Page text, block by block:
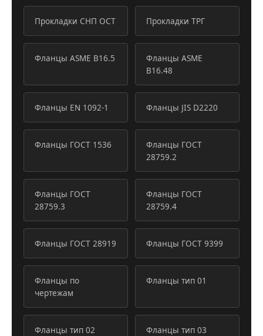
Прокладки СНП ОСТ Прокладки ТРГ
Фланцы ASME B16.5
Фланцы ASME
B16.48
Фланцы EN 1092-1 Фланцы JIS D2220
Фланцы ГОСТ 1536
Фланцы ГОСТ
28759.2
Фланцы ГОСТ
28759.3
Фланцы ГОСТ
28759.4
Фланцы ГОСТ 28919 Фланцы ГОСТ 9399
Фланцы по
чертежам
Фланцы тип 01
Фланцы тип 02 Фланцы тип 03